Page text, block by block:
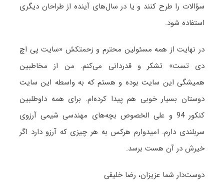
سؤالات را طرح کنند و یا در سال‌های آینده از طراحان دیگری
استفاده شود.
در نهایت از همه مسئولین محترم و زحمتکش «سایت پی اچ
دی تست» تشکر و قدردانی می‌کنم. من از مخاطبین
همیشگی این سایت بوده و هستم که به واسطه این سایت
دوستان بسیار خوبی هم پیدا کرده‌ام. برای همه داوطلبین
کنکور 94 و علی الخصوص بچه‌های مهندسی شیمی آرزوی
سربلندی دارم. امیدوارم هرکس به هر چیزی که آرزو دارد اگر
خیرش در آن هست برسد.
دوست‌دار شما عزیزان، رضا خلیقی